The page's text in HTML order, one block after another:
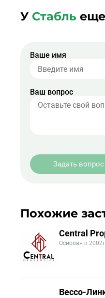
У Стабль
Ваше имя
Ваш вопрос
Задать вопрос
Похожие
Central
Основан в
Вессо-